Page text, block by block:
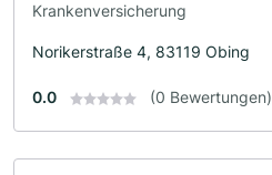
Krankenversicherung
Norikerstraße 4, 83119 Obing
0.0 (0 Bewertungen)